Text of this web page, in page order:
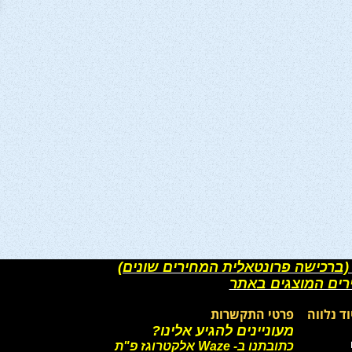
פרונטאלית המחירים שונים)
המוצגים באתר
נלווה פרטי התקשרות
מעוניינים להגיע אלינו?
כתובתנו ב- Waze אלקטרוגז פ"ת